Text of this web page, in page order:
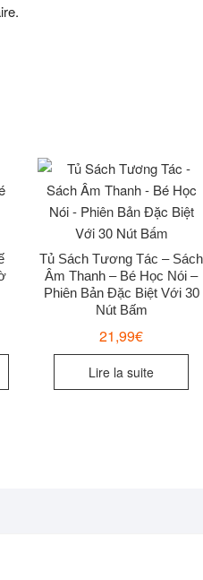
Tủ Sách Tương Tác – Sách
Âm Thanh – Bé Học Nói –
Phiên Bản Đặc Biệt Với 30
Nút Bấm
21,99€
Lire la suite